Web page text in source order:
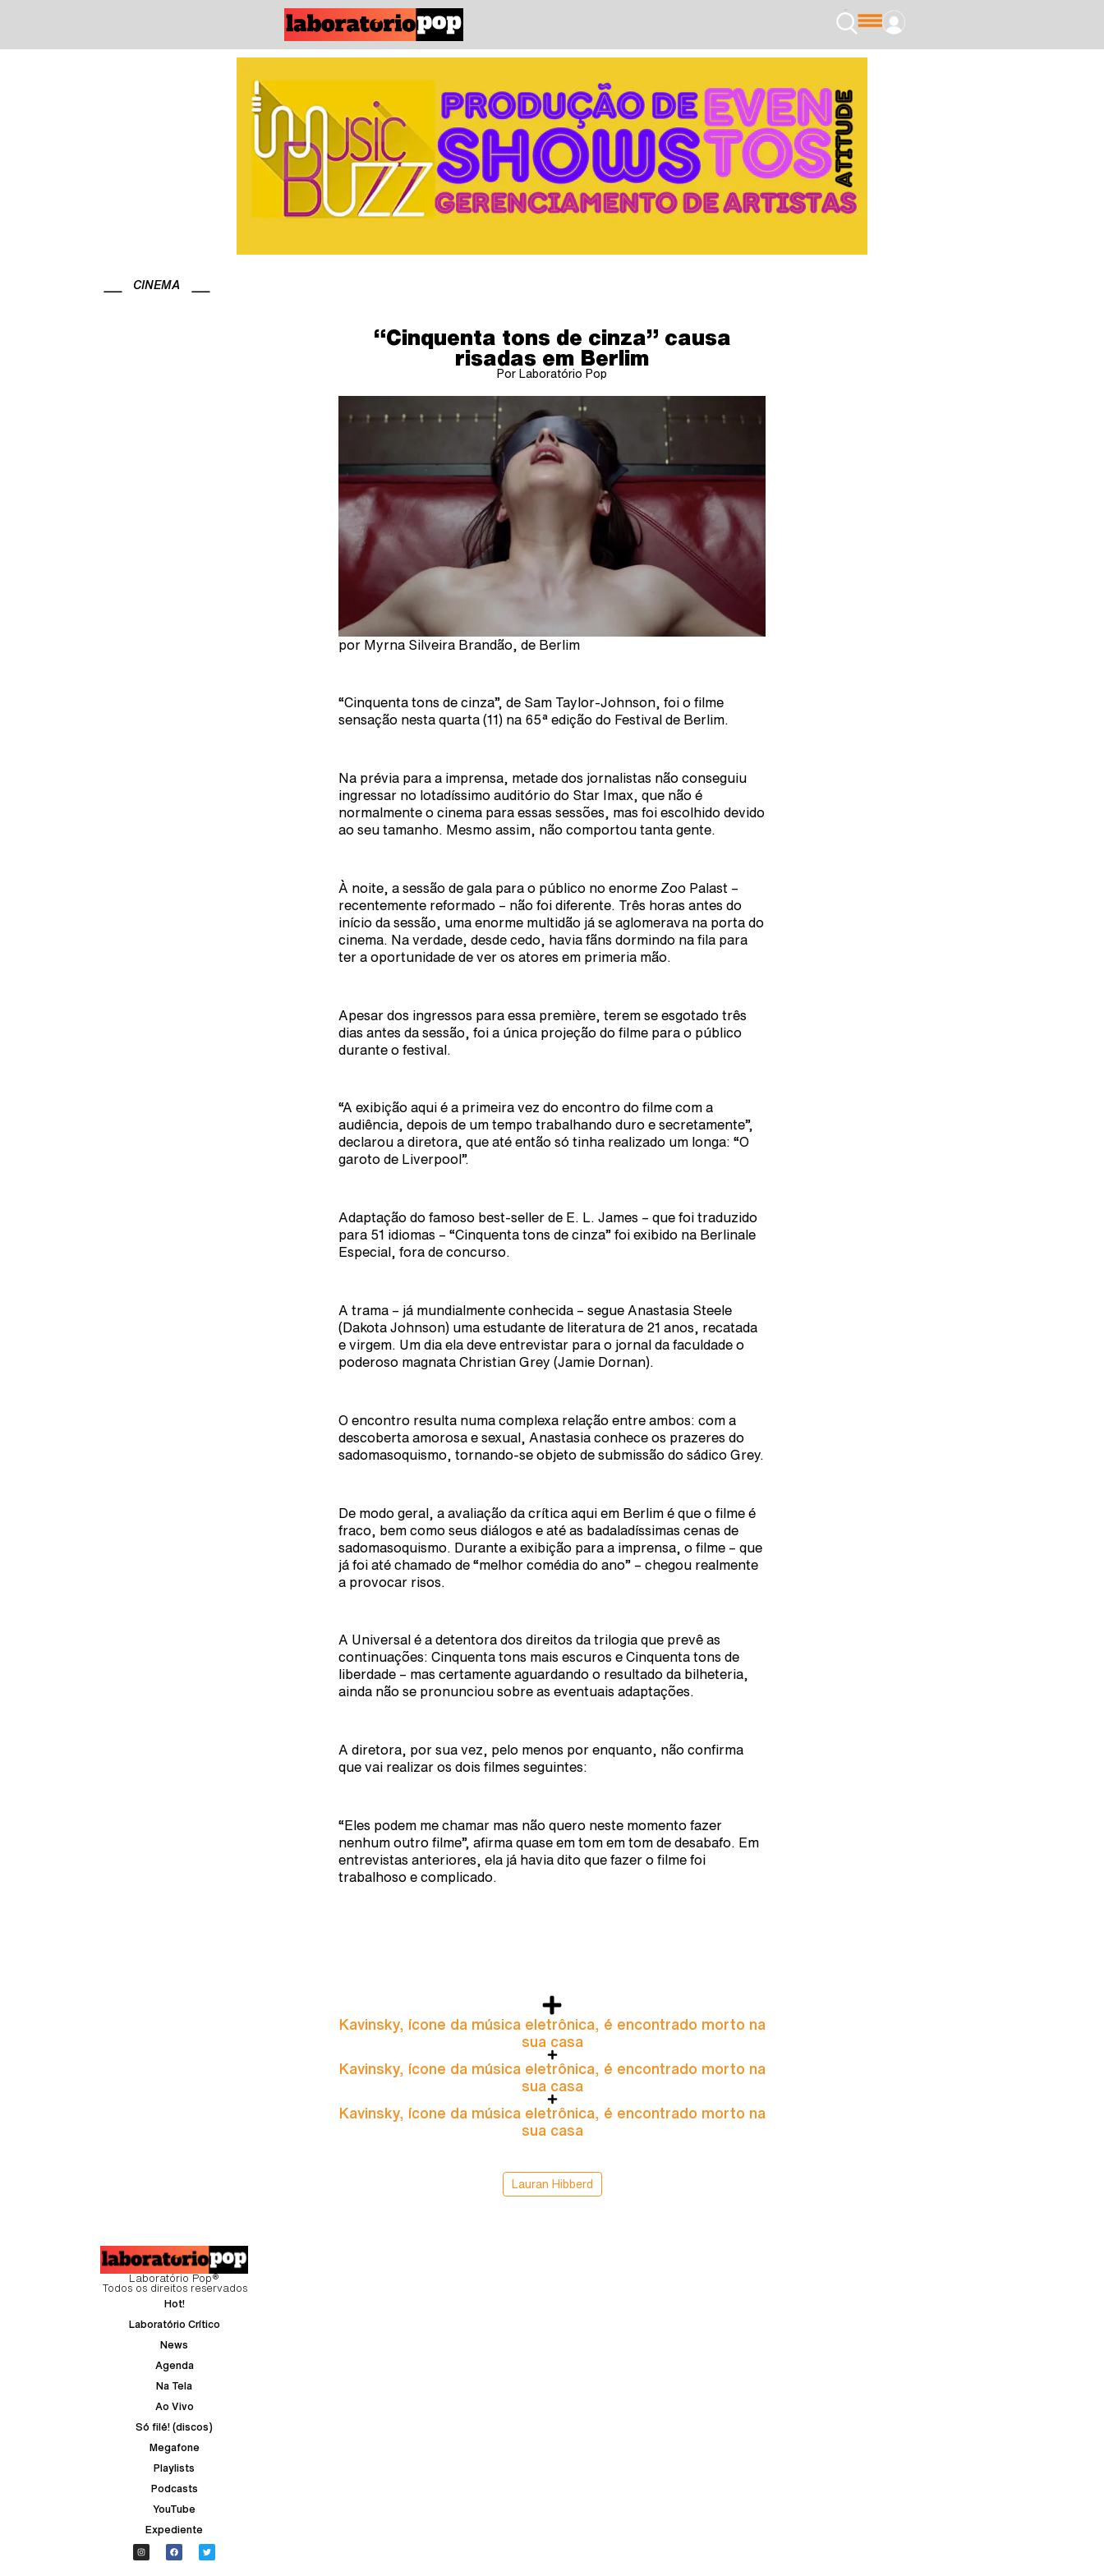
CINEMA
“Cinquenta tons de cinza” causa
risadas em Berlim
Por Laboratório Pop
por Myrna Silveira Brandão, de Berlim
“Cinquenta tons de cinza”, de Sam Taylor-Johnson, foi o filme
sensação nesta quarta (11) na 65ª edição do Festival de Berlim.
Na prévia para a imprensa, metade dos jornalistas não conseguiu
ingressar no lotadíssimo auditório do Star Imax, que não é
normalmente o cinema para essas sessões, mas foi escolhido devido
ao seu tamanho. Mesmo assim, não comportou tanta gente.
À noite, a sessão de gala para o público no enorme Zoo Palast –
recentemente reformado – não foi diferente. Três horas antes do
início da sessão, uma enorme multidão já se aglomerava na porta do
cinema. Na verdade, desde cedo, havia fãns dormindo na fila para
ter a oportunidade de ver os atores em primeria mão.
Apesar dos ingressos para essa première, terem se esgotado três
dias antes da sessão, foi a única projeção do filme para o público
durante o festival.
“A exibição aqui é a primeira vez do encontro do filme com a
audiência, depois de um tempo trabalhando duro e secretamente”,
declarou a diretora, que até então só tinha realizado um longa: “O
garoto de Liverpool”.
Adaptação do famoso best-seller de E. L. James – que foi traduzido
para 51 idiomas – “Cinquenta tons de cinza” foi exibido na Berlinale
Especial, fora de concurso.
A trama – já mundialmente conhecida – segue Anastasia Steele
(Dakota Johnson) uma estudante de literatura de 21 anos, recatada
e virgem. Um dia ela deve entrevistar para o jornal da faculdade o
poderoso magnata Christian Grey (Jamie Dornan).
O encontro resulta numa complexa relação entre ambos: com a
descoberta amorosa e sexual, Anastasia conhece os prazeres do
sadomasoquismo, tornando-se objeto de submissão do sádico Grey.
De modo geral, a avaliação da crítica aqui em Berlim é que o filme é
fraco, bem como seus diálogos e até as badaladíssimas cenas de
sadomasoquismo. Durante a exibição para a imprensa, o filme – que
já foi até chamado de “melhor comédia do ano” – chegou realmente
a provocar risos.
A Universal é a detentora dos direitos da trilogia que prevê as
continuações: Cinquenta tons mais escuros e Cinquenta tons de
liberdade – mas certamente aguardando o resultado da bilheteria,
ainda não se pronunciou sobre as eventuais adaptações.
A diretora, por sua vez, pelo menos por enquanto, não confirma
que vai realizar os dois filmes seguintes:
“Eles podem me chamar mas não quero neste momento fazer
nenhum outro filme”, afirma quase em tom em tom de desabafo. Em
entrevistas anteriores, ela já havia dito que fazer o filme foi
trabalhoso e complicado.
Kavinsky, ícone da música eletrônica, é encontrado morto na
sua casa
Kavinsky, ícone da música eletrônica, é encontrado morto na
sua casa
Kavinsky, ícone da música eletrônica, é encontrado morto na
sua casa
Lauran Hibberd
Laboratório Pop®
Todos os direitos reservados
Hot!
Laboratório Crítico
News
Agenda
Na Tela
Ao Vivo
Só filé! (discos)
Megafone
Playlists
Podcasts
YouTube
Expediente